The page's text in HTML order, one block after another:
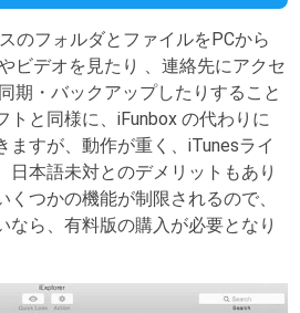
のフォルダとファイルをPCから
ビデオを見たり 、連絡先にアクセ
期・バックアップしたりすること
トと同様に、iFunbox の代わりに
ますが、動作が重く、iTunesライ
日本語未対とのデメリットもあり
くつかの機能が制限されるので、
なら、有料版の購入が必要となり